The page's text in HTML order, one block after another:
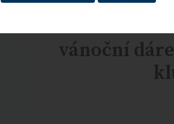
Ukažte
vánoční